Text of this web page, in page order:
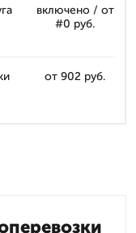
включено / от
#0 руб.
от 902 руб.